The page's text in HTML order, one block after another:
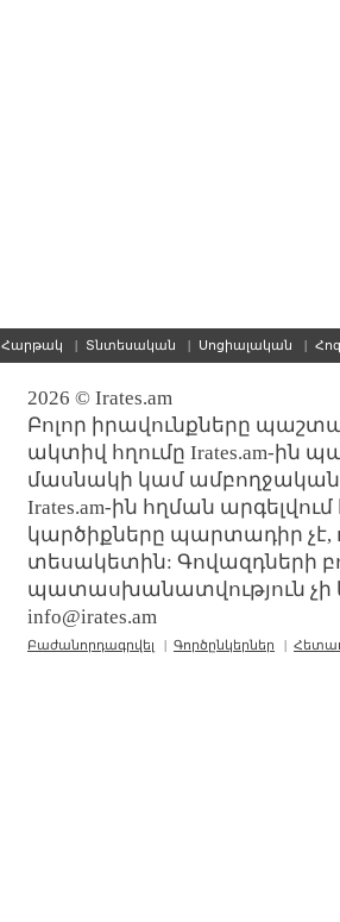
Հարթակ | Տնտեսական | Սոցիալական |
2026 © Irates.am
Բոլոր իրավունքները
ակտիվ հղումը Irates.am-ին
մասնակի կամ ամբողջական
Irates.am-ին հղման
կարծիքները պարտադիր չէ,
տեսակետին: Գովազդների
պատասխանատվություն չի
info@irates.am
Բաժանորդագրվել | Գործընկերներ |